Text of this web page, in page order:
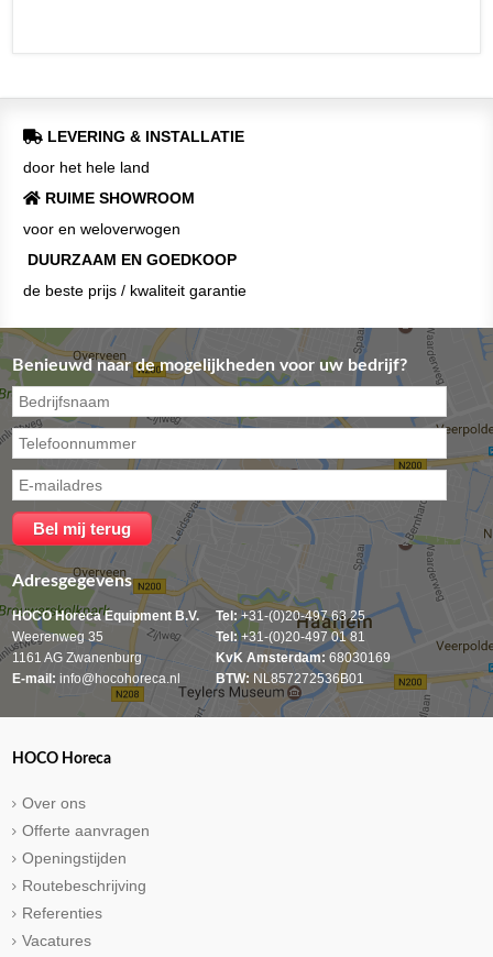
LEVERING & INSTALLATIE
door het hele land
RUIME SHOWROOM
voor en weloverwogen
DUURZAAM EN GOEDKOOP
de beste prijs / kwaliteit garantie
Benieuwd naar de mogelijkheden voor uw bedrijf?
Adresgegevens
HOCO Horeca Equipment B.V.
Weerenweg 35
1161 AG Zwanenburg
E-mail: info@hocohoreca.nl
Tel: +31-(0)20-497 63 25
Tel:+31-(0)20-497 01 81
KvK Amsterdam: 68030169
BTW: NL857272536B01
HOCO Horeca
Over ons
Offerte aanvragen
Openingstijden
Routebeschrijving
Referenties
Vacatures